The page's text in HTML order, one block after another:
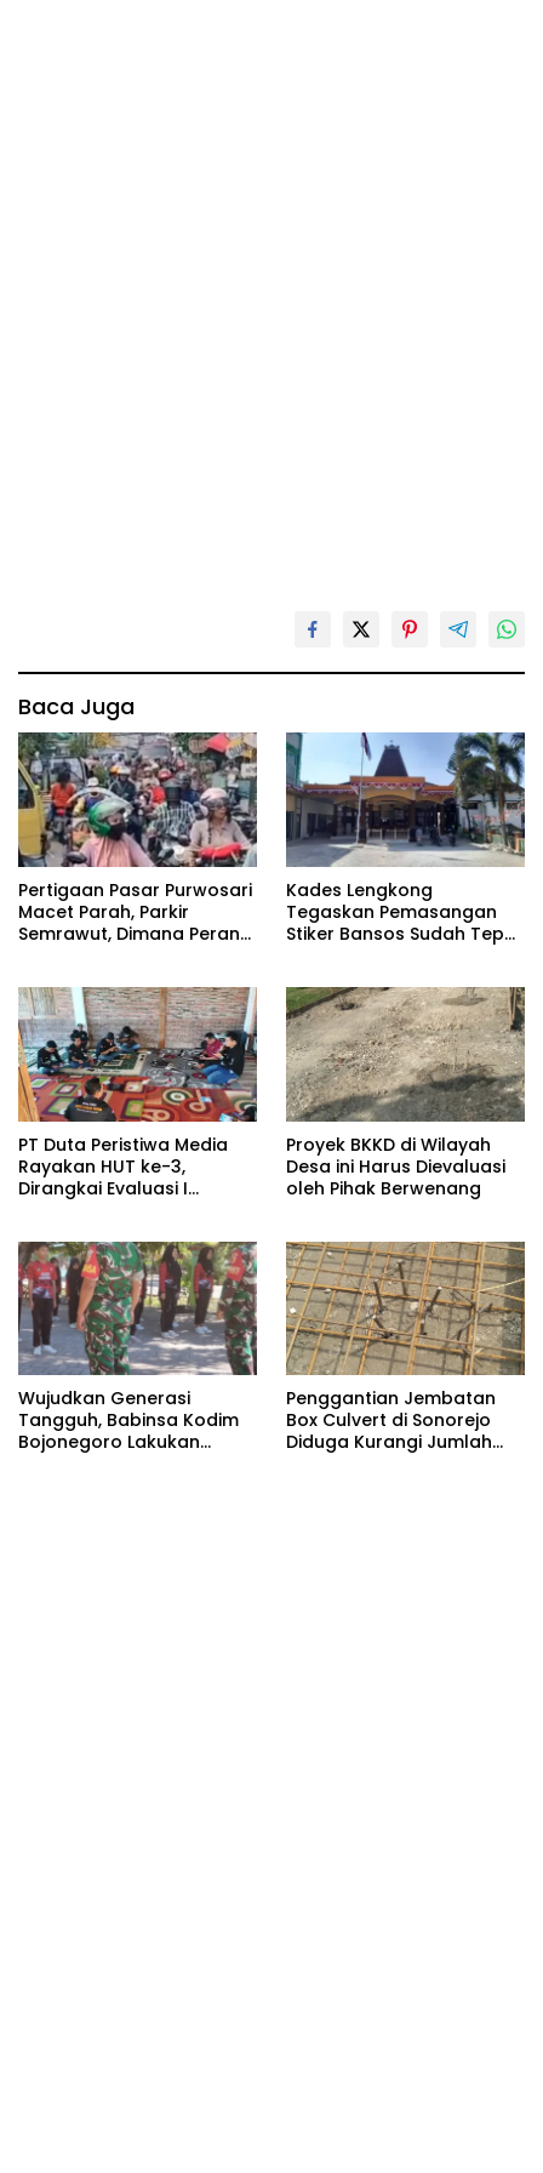
Baca Juga
Pertigaan Pasar Purwosari
Macet Parah, Parkir
Semrawut, Dimana Peran
Kades Lengkong
Tegaskan Pemasangan
Stiker Bansos Sudah Tepat
PT Duta Peristiwa Media
Rayakan HUT ke-3,
Dirangkai Evaluasi I
Proyek BKKD di Wilayah
Desa ini Harus Dievaluasi
oleh Pihak Berwenang
Wujudkan Generasi
Tangguh, Babinsa Kodim
Bojonegoro Lakukan
Penggantian Jembatan
Box Culvert di Sonorejo
Diduga Kurangi Jumlah